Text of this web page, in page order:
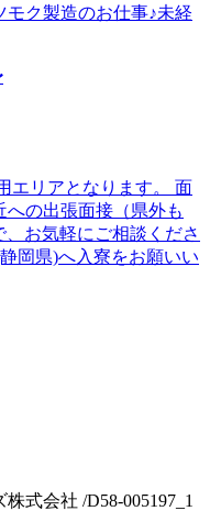
ク製造のお仕事♪未経
エリアとなります。 面
の出張面接（県外も
お気軽にご相談くださ
岡県)へ入寮をお願いい
式会社 /D58-005197_1